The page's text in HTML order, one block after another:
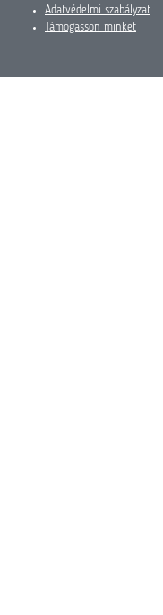
Adatvédelmi szabályzat
Támogasson minket